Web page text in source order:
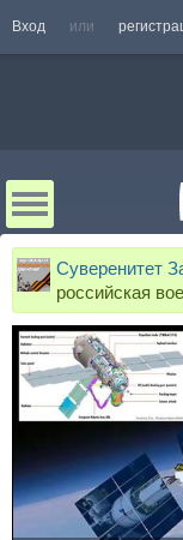
Вход или
Суверенитет
российская